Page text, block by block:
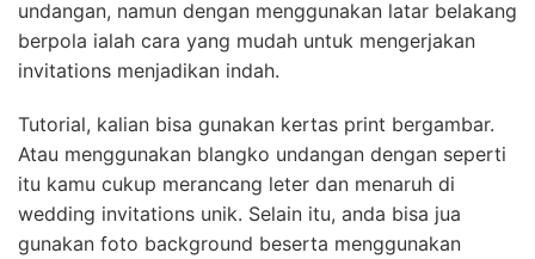
undangan, namun dengan menggunakan latar belakang
berpola ialah cara yang mudah untuk mengerjakan
invitations menjadikan indah.
Tutorial, kalian bisa gunakan kertas print bergambar.
Atau menggunakan blangko undangan dengan seperti
itu kamu cukup merancang leter dan menaruh di
wedding invitations unik. Selain itu, anda bisa jua
gunakan foto background beserta menggunakan